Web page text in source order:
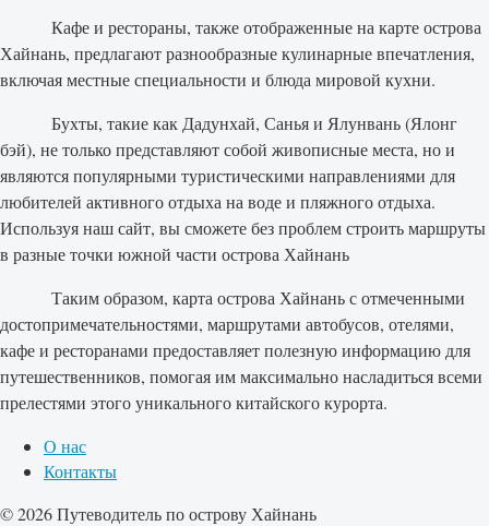
Кафе и рестораны, также отображенные на карте острова
Хайнань, предлагают разнообразные кулинарные впечатления,
включая местные специальности и блюда мировой кухни.
Бухты, такие как Дадунхай, Санья и Ялунвань (Ялонг
бэй), не только представляют собой живописные места, но и
являются популярными туристическими направлениями для
любителей активного отдыха на воде и пляжного отдыха.
Используя наш сайт, вы сможете без проблем строить маршруты
в разные точки южной части острова Хайнань
Таким образом, карта острова Хайнань с отмеченными
достопримечательностями, маршрутами автобусов, отелями,
кафе и ресторанами предоставляет полезную информацию для
путешественников, помогая им максимально насладиться всеми
прелестями этого уникального китайского курорта.
О нас
Контакты
© 2026 Путеводитель по острову Хайнань